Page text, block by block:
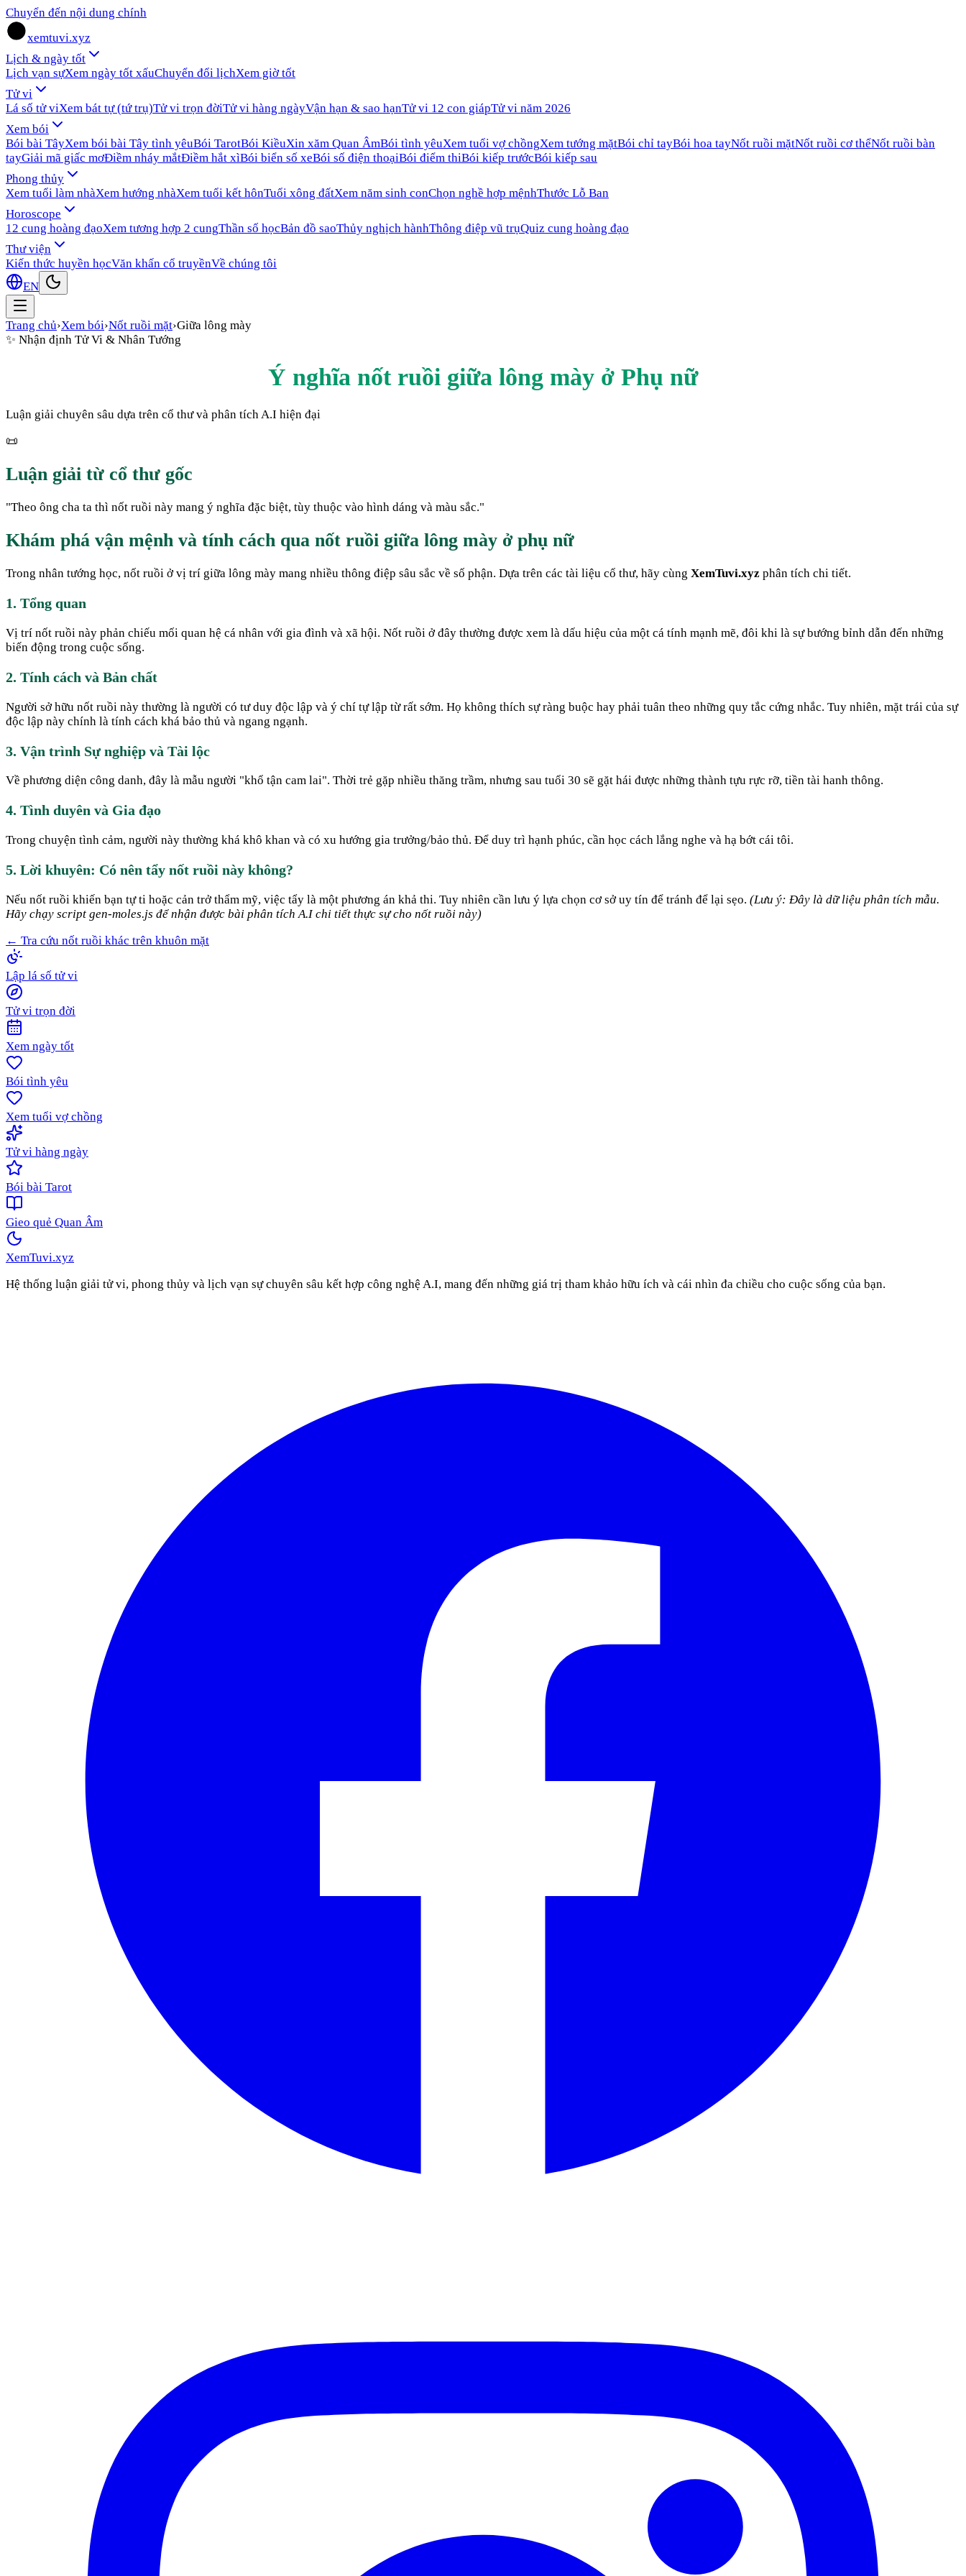
Chuyển đến nội dung chính
xemtuvi.xyz
Lịch & ngày tốt
Lịch vạn sựXem ngày tốt xấuChuyển đổi lịchXem giờ tốt
Tử vi
Lá số tử viXem bát tự (tứ trụ)Tử vi trọn đờiTử vi hàng ngàyVận hạn & sao hạnTử vi 12 con giápTử vi năm 2026
Xem bói
Bói bài TâyXem bói bài Tây tình yêuBói TarotBói KiềuXin xăm Quan ÂmBói tình yêuXem tuổi vợ chồngXem tướng mặtBói chỉ tayBói hoa tayNốt ruồi mặtNốt ruồi cơ thểNốt ruồi bàn
tayGiải mã giấc mơĐiềm nháy mắtĐiềm hắt xìBói biển số xeBói số điện thoạiBói điểm thiBói kiếp trướcBói kiếp sau
Phong thủy
Xem tuổi làm nhàXem hướng nhàXem tuổi kết hônTuổi xông đấtXem năm sinh conChọn nghề hợp mệnhThước Lỗ Ban
Horoscope
12 cung hoàng đạoXem tương hợp 2 cungThần số họcBản đồ saoThủy nghịch hànhThông điệp vũ trụQuiz cung hoàng đạo
Thư viện
Kiến thức huyền họcVăn khấn cổ truyềnVề chúng tôi
EN
Trang chủ›Xem bói›Nốt ruồi mặt›Giữa lông mày
✨ Nhận định Tử Vi & Nhân Tướng
Ý nghĩa nốt ruồi giữa lông mày ở Phụ nữ
Luận giải chuyên sâu dựa trên cổ thư và phân tích A.I hiện đại
📜
Luận giải từ cổ thư gốc
"Theo ông cha ta thì nốt ruồi này mang ý nghĩa đặc biệt, tùy thuộc vào hình dáng và màu sắc."
Khám phá vận mệnh và tính cách qua nốt ruồi giữa lông mày ở phụ nữ
Trong nhân tướng học, nốt ruồi ở vị trí giữa lông mày mang nhiều thông điệp sâu sắc về số phận. Dựa trên các tài liệu cổ thư, hãy cùng XemTuvi.xyz phân tích chi tiết.
1. Tổng quan
Vị trí nốt ruồi này phản chiếu mối quan hệ cá nhân với gia đình và xã hội. Nốt ruồi ở đây thường được xem là dấu hiệu của một cá tính mạnh mẽ, đôi khi là sự bướng bỉnh dẫn đến những
biến động trong cuộc sống.
2. Tính cách và Bản chất
Người sở hữu nốt ruồi này thường là người có tư duy độc lập và ý chí tự lập từ rất sớm. Họ không thích sự ràng buộc hay phải tuân theo những quy tắc cứng nhắc. Tuy nhiên, mặt trái của sự
độc lập này chính là tính cách khá bảo thủ và ngang ngạnh.
3. Vận trình Sự nghiệp và Tài lộc
Về phương diện công danh, đây là mẫu người "khổ tận cam lai". Thời trẻ gặp nhiều thăng trầm, nhưng sau tuổi 30 sẽ gặt hái được những thành tựu rực rỡ, tiền tài hanh thông.
4. Tình duyên và Gia đạo
Trong chuyện tình cảm, người này thường khá khô khan và có xu hướng gia trưởng/bảo thủ. Để duy trì hạnh phúc, cần học cách lắng nghe và hạ bớt cái tôi.
5. Lời khuyên: Có nên tẩy nốt ruồi này không?
Nếu nốt ruồi khiến bạn tự ti hoặc cản trở thẩm mỹ, việc tẩy là một phương án khả thi. Tuy nhiên cần lưu ý lựa chọn cơ sở uy tín để tránh để lại sẹo. (Lưu ý: Đây là dữ liệu phân tích mẫu.
Hãy chạy script gen-moles.js để nhận được bài phân tích A.I chi tiết thực sự cho nốt ruồi này)
← Tra cứu nốt ruồi khác trên khuôn mặt
Lập lá số tử vi
Tử vi trọn đời
Xem ngày tốt
Bói tình yêu
Xem tuổi vợ chồng
Tử vi hàng ngày
Bói bài Tarot
Gieo quẻ Quan Âm
XemTuvi.xyz
Hệ thống luận giải tử vi, phong thủy và lịch vạn sự chuyên sâu kết hợp công nghệ A.I, mang đến những giá trị tham khảo hữu ích và cái nhìn đa chiều cho cuộc sống của bạn.